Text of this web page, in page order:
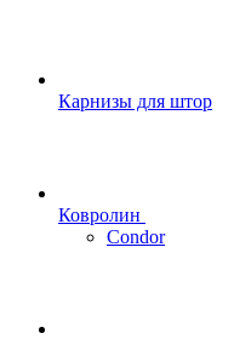
Карнизы для штор
Ковролин
Condor